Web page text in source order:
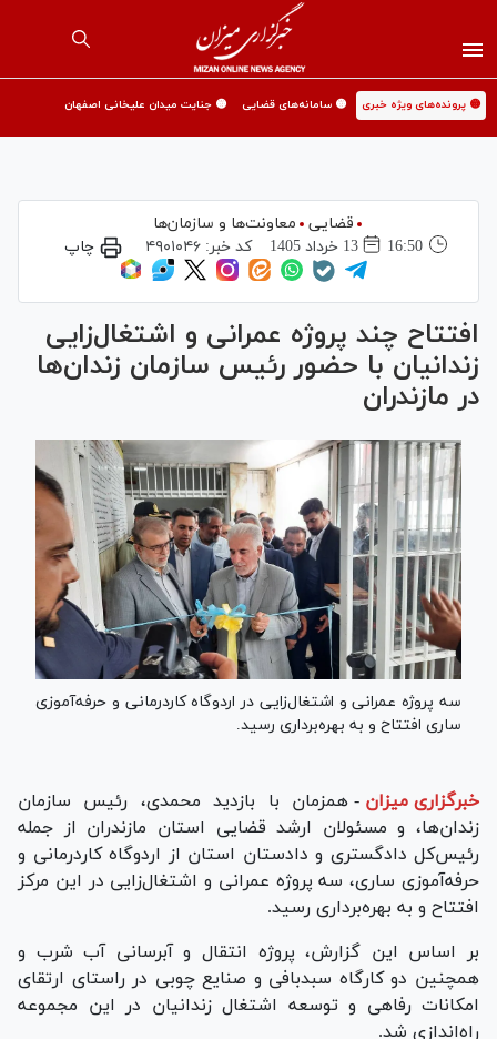
🟡 پرونده‌های ویژه خبری 🟡 سامانه‌های قضایی 🟡 جنایت میدان علیخانی اصفهان
قضایی
معاونت‌ها و سازمان‌ها
16:50
13 خرداد 1405 کد خبر:۴۹۰۱۰۴۶ چاپ
افتتاح چند پروژه عمرانی و اشتغال‌زایی
زندانیان با حضور رئیس سازمان زندان‌ها
در مازندران
سه پروژه عمرانی و اشتغال‌زایی در اردوگاه کاردرمانی و حرفه‌آموزی
ساری افتتاح و به بهره‌برداری رسید.
خبرگزاری میزان - همزمان با بازدید محمدی، رئیس سازمان
زندان‌ها، و مسئولان ارشد قضایی استان مازندران از جمله
رئیس‌کل دادگستری و دادستان استان از اردوگاه کاردرمانی و
حرفه‌آموزی ساری، سه پروژه عمرانی و اشتغال‌زایی در این مرکز
افتتاح و به بهره‌برداری رسید.
بر اساس این گزارش، پروژه انتقال و آبرسانی آب شرب و
همچنین دو کارگاه سبدبافی و صنایع چوبی در راستای ارتقای
امکانات رفاهی و توسعه اشتغال زندانیان در این مجموعه
راه‌اندازی شد.